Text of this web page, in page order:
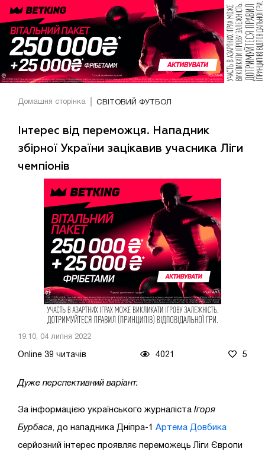
Домашня сторінка СВІТОВИЙ ФУТБОЛ
Інтерес від переможця. Нападник
збірної України зацікавив учасника Ліги
чемпіонів
19:10, 04 липня 2022
Online 39 читачів 4021 5
Дуже перспективний варіант.
За інформацією українського журналіста Ігоря
Бурбаса , до нападника Дніпра-1 Артема Довбика
серйозний інтерес проявляє переможець Ліги Європи